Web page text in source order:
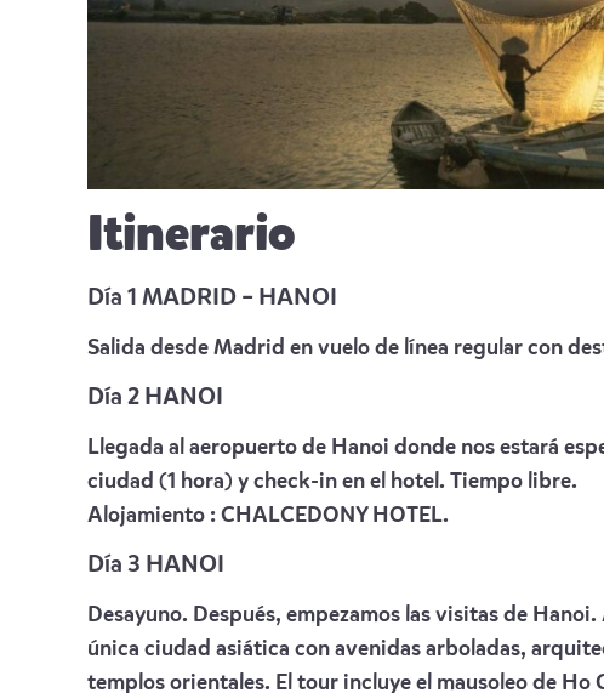
Itinerario
Día 1 MADRID – HANOI
Salida desde Madrid en vuelo de línea regular con
Día 2 HANOI
Llegada al aeropuerto de Hanoi donde nos estará
ciudad (1 hora) y check-in en el hotel. Tiempo libre.
Alojamiento : CHALCEDONY HOTEL.
Día 3 HANOI
Desayuno. Después, empezamos las visitas de
única ciudad asiática con avenidas arboladas,
templos orientales. El tour incluye el mausoleo de